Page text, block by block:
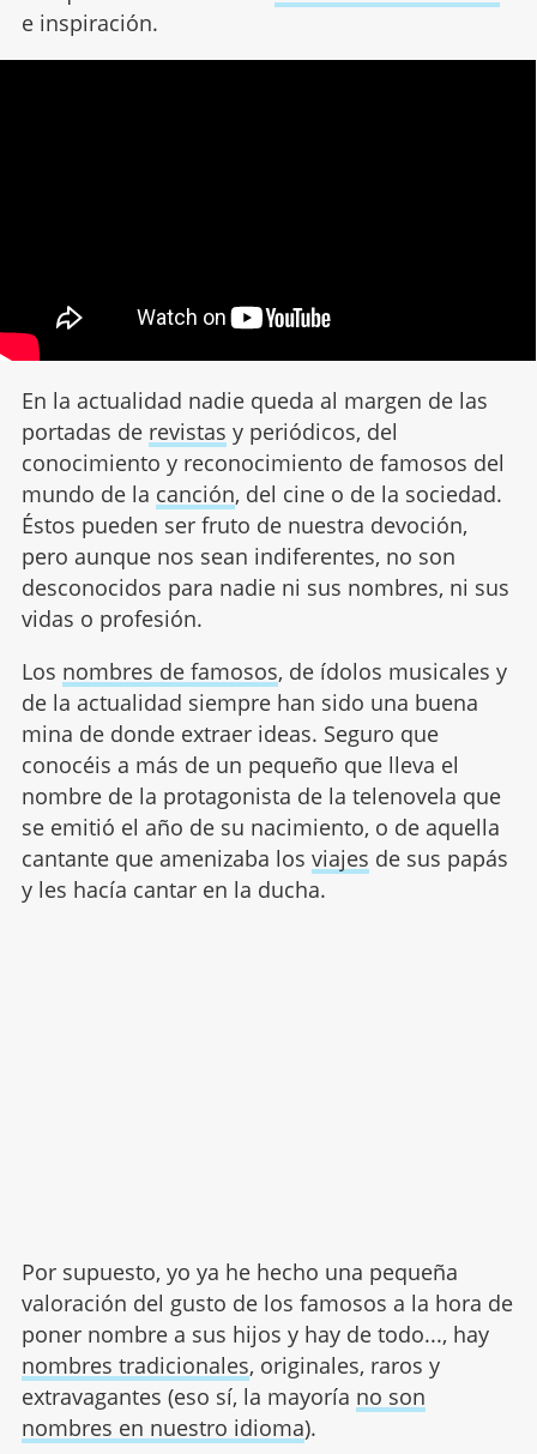
e inspiración.
En la actualidad nadie queda al margen de las
portadas de revistas y periódicos, del
conocimiento y reconocimiento de famosos del
mundo de la canción, del cine o de la sociedad.
Éstos pueden ser fruto de nuestra devoción,
pero aunque nos sean indiferentes, no son
desconocidos para nadie ni sus nombres, ni sus
vidas o profesión.
Los nombres de famosos, de ídolos musicales y
de la actualidad siempre han sido una buena
mina de donde extraer ideas. Seguro que
conocéis a más de un pequeño que lleva el
nombre de la protagonista de la telenovela que
se emitió el año de su nacimiento, o de aquella
cantante que amenizaba los viajes de sus papás
y les hacía cantar en la ducha.
Por supuesto, yo ya he hecho una pequeña
valoración del gusto de los famosos a la hora de
poner nombre a sus hijos y hay de todo..., hay
nombres tradicionales, originales, raros y
extravagantes (eso sí, la mayoría no son
nombres en nuestro idioma).